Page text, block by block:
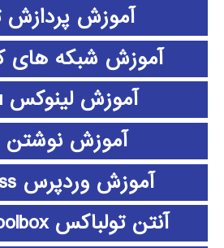
آموزش پردازش
آموزش شبکه های
آموزش لینوکس ubuntu
آموزش نوشتن
آموزش وردپرس wordpress
آنتن تولباکس antenna toolbox